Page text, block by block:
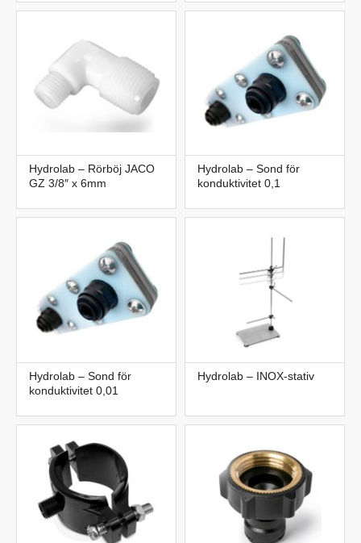
Hydrolab – Rörböj JACO
GZ 3/8″ x 6mm
Hydrolab – Sond för
konduktivitet 0,1
Hydrolab – Sond för
konduktivitet 0,01
Hydrolab – INOX-stativ